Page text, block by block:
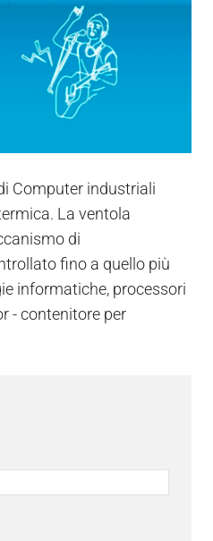
Computer industriali
La ventola
di
fino a quello più
informatiche, processori
- contenitore per